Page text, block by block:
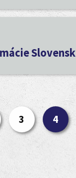
3 4